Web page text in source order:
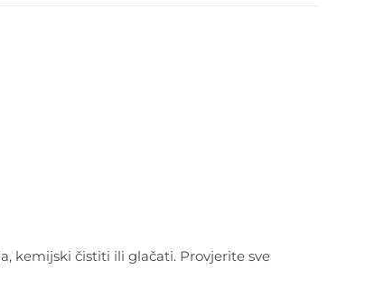
kemijski čistiti ili glačati. Provjerite sve